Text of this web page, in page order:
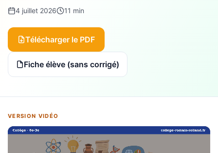
4 juillet 2026 11 min
Télécharger le PDF
Fiche élève (sans corrigé)
VERSION VIDÉO